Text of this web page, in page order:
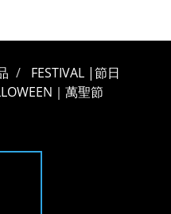
FESTIVAL |節日
｜萬聖節